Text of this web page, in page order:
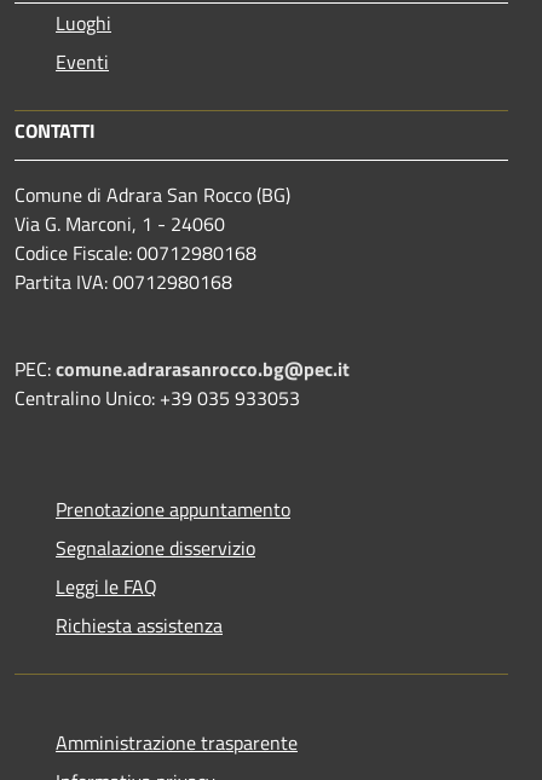
Luoghi
Eventi
CONTATTI
Comune di Adrara San Rocco (BG)
Via G. Marconi, 1 - 24060
Codice Fiscale: 00712980168
Partita IVA: 00712980168
PEC:comune.adrarasanrocco.bg@pec.it
Centralino Unico: +39 035 933053
Prenotazione appuntamento
Segnalazione disservizio
Leggi le FAQ
Richiesta assistenza
Amministrazione trasparente